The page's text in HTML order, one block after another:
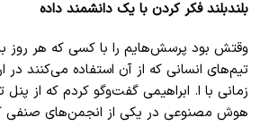
بلندبلند فکر کردن با یک دانشمند داده
وقتش بود پرسش‌هایم را با کسی که هر
تیم‌های انسانی که از آن استفاده می‌کنند
زمانی با ا. ابراهیمی گفت‌وگو کردم که از
هوش مصنوعی در یکی از انجمن‌های صنفی